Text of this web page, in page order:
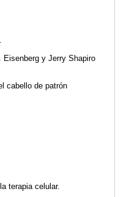
y Jerry Shapiro
cabello de patrón
terapia celular.